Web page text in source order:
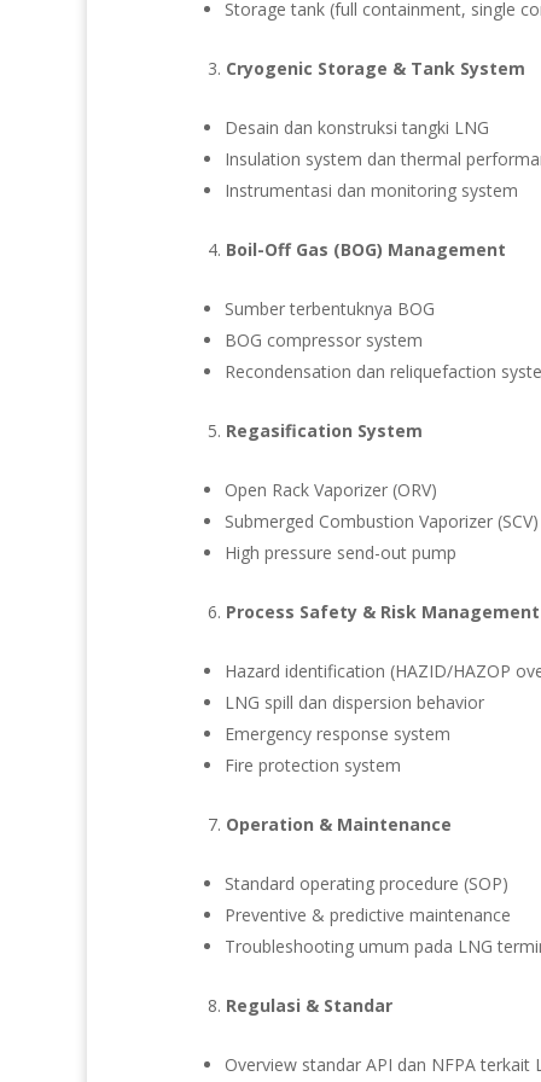
Storage tank (full containment, single
Cryogenic Storage & Tank System
Desain dan konstruksi tangki LNG
Insulation system dan thermal
Instrumentasi dan monitoring system
Boil-Off Gas (BOG) Management
Sumber terbentuknya BOG
BOG compressor system
Recondensation dan reliquefaction
Regasification System
Open Rack Vaporizer (ORV)
Submerged Combustion Vaporizer (SCV)
High pressure send-out pump
Process Safety & Risk Management
Hazard identification (HAZID/HAZOP
LNG spill dan dispersion behavior
Emergency response system
Fire protection system
Operation & Maintenance
Standard operating procedure (SOP)
Preventive & predictive maintenance
Troubleshooting umum pada LNG
Regulasi & Standar
Overview standar API dan NFPA terkait